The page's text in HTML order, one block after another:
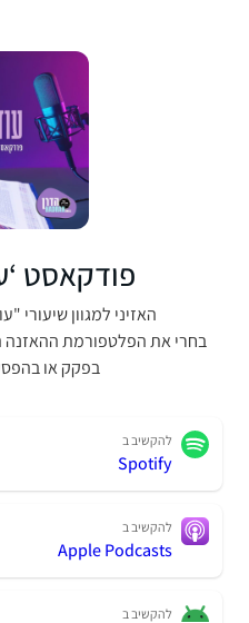
פודקאסט
האזיני למגוון
בחרי את הפלטפורמת ההאזנה
בפקק או
להקשיב ב
Spotify
להקשיב ב
Apple Podcasts
להקשיב ב